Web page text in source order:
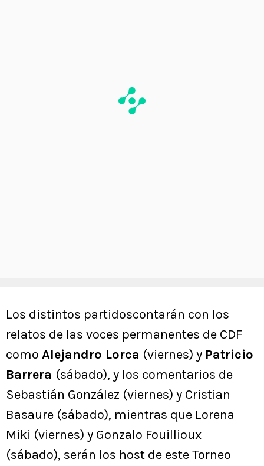
Los distintos partidoscontarán con los
relatos de las voces permanentes de CDF
como Alejandro Lorca (viernes) y Patricio
Barrera (sábado), y los comentarios de
Sebastián González (viernes) y Cristian
Basaure (sábado), mientras que Lorena
Miki (viernes) y Gonzalo Fouillioux
(sábado), serán los host de este Torneo